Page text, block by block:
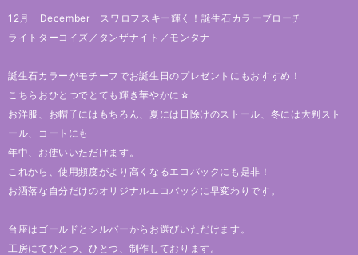
12月 December スワロフスキー輝く！誕生石カラーブローチ
ライトターコイズ／タンザナイト／モンタナ
誕生石カラーがモチーフでお誕生日のプレゼントにもおすすめ！
こちらおひとつでとても輝き華やかに☆
お洋服、お帽子にはもちろん、夏には日除けのストール、冬には大判スト
ール、コートにも
年中、お使いいただけます。
これから、使用頻度がより高くなるエコバックにも是非！
お洒落な自分だけのオリジナルエコバックに早変わりです。
台座はゴールドとシルバーからお選びいただけます。
工房にてひとつ、ひとつ、制作しております。